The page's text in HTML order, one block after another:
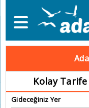
Kolay Tarife
Gideceğiniz Yer